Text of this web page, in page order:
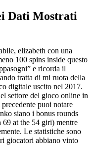
Dati Mostrati
elizabeth con una
100 spins inside questo
e ricorda il
tratta di mi ruota della
digitale uscito nel 2017.
settore del gioco online in
puoi notare
siano i bonus rounds
69 at the 54 giri) mentre
Le statistiche sono
giocatori abbiano vinto